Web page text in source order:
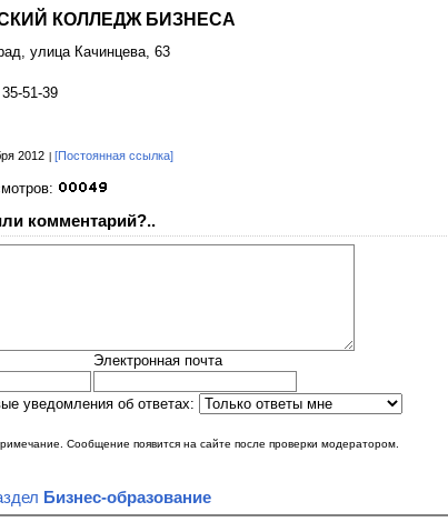
КОЛЛЕДЖ БИЗНЕСА
улица Качинцева, 63
51-39
2012 [Постоянная ссылка]
комментарий?..
Электронная почта
уведомления об ответах:
Сообщение появится на сайте после проверки модератором.
Бизнес-образование